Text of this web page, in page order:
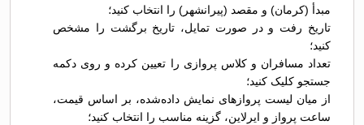
مبدأ (کرمان) و مقصد (پیرانشهر) را انتخاب کنید؛
تاریخ رفت و در صورت تمایل، تاریخ برگشت را مشخص
کنید؛
تعداد مسافران و کلاس پروازی را تعیین کرده و روی دکمه
جستجو کلیک کنید؛
از میان لیست پروازهای نمایش داده‌شده، بر اساس قیمت،
ساعت پرواز و ایرلاین، گزینه مناسب را انتخاب کنید؛